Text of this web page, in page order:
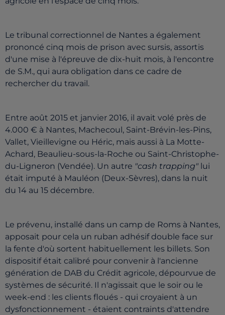
Le tribunal correctionnel de Nantes a également
prononcé cinq mois de prison avec sursis, assortis
d'une mise à l'épreuve de dix-huit mois, à l'encontre
de S.M., qui aura obligation dans ce cadre de
rechercher du travail.
Entre août 2015 et janvier 2016, il avait volé près de
4.000 € à Nantes, Machecoul, Saint-Brévin-les-Pins,
Vallet, Vieillevigne ou Héric, mais aussi à La Motte-
Achard, Beaulieu-sous-la-Roche ou Saint-Christophe-
du-Ligneron (Vendée). Un autre "cash trapping" lui
était imputé à Mauléon (Deux-Sèvres), dans la nuit
du 14 au 15 décembre.
Le prévenu, installé dans un camp de Roms à Nantes,
apposait pour cela un ruban adhésif double face sur
la fente d'où sortent habituellement les billets. Son
dispositif était calibré pour convenir à l'ancienne
génération de DAB du Crédit agricole, dépourvue de
systèmes de sécurité. Il n'agissait que le soir ou le
week-end : les clients floués - qui croyaient à un
dysfonctionnement - étaient contraints d'attendre